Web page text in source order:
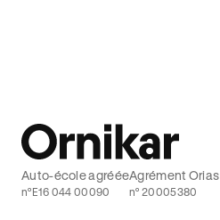
Auto-école agréée
n°E16 044 00090
Agrément Orias
n° 20005380